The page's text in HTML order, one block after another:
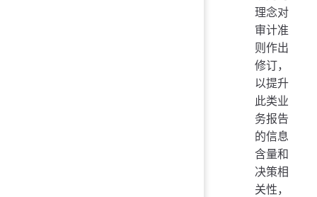
理念对
审计准
则作出
修订，
以提升
此类业
务报告
的信息
含量和
决策相
关性，